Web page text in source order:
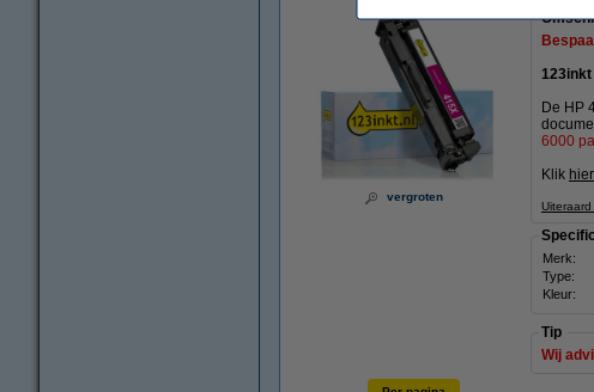
vergroten
De HP
6000
Klik hier
Merk:
Type:
Kleur:
Tip
Wij